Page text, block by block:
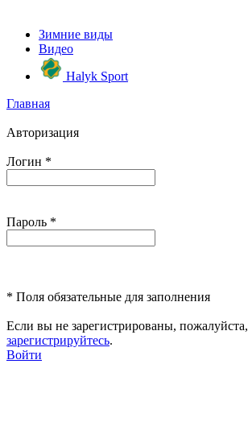
Зимние виды
Видео
Halyk Sport
Главная
Авторизация
Логин *
Пароль *
* Поля обязательные для заполнения
Если вы не зарегистрированы, пожалуйста,
зарегистрируйтесь.
Войти